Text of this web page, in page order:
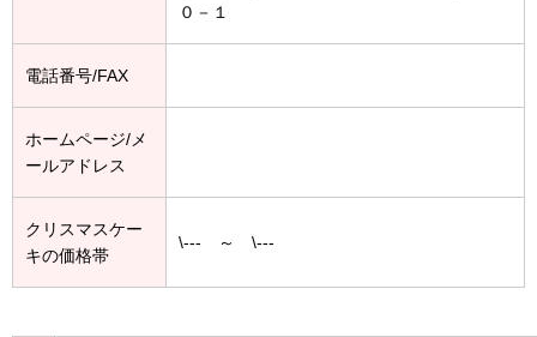
０－１
電話番号/FAX
ホームページ/メ
ールアドレス
クリスマスケー
キの価格帯
\--- ～ \---